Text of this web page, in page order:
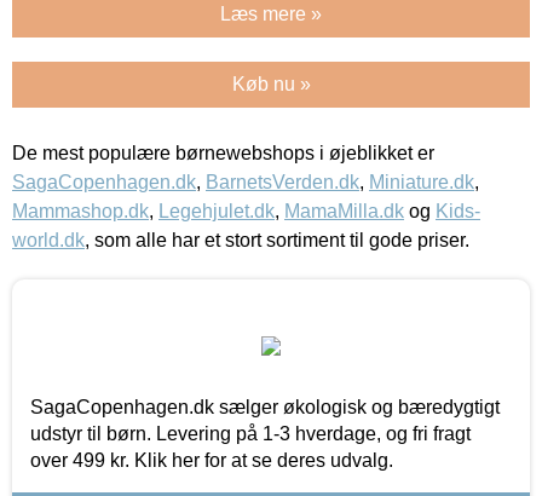
Læs mere »
Køb nu »
De mest populære børnewebshops i øjeblikket er
SagaCopenhagen.dk, BarnetsVerden.dk, Miniature.dk,
Mammashop.dk, Legehjulet.dk, MamaMilla.dk og Kids-
world.dk, som alle har et stort sortiment til gode priser.
SagaCopenhagen.dk sælger økologisk og bæredygtigt
udstyr til børn. Levering på 1-3 hverdage, og fri fragt
over 499 kr. Klik her for at se deres udvalg.